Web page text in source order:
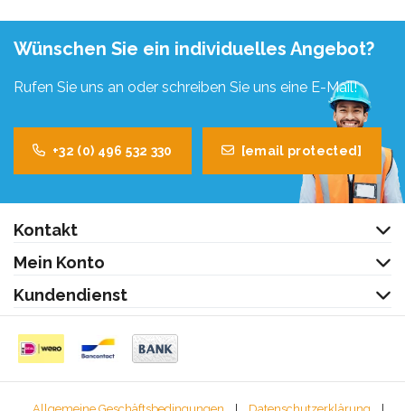
Wünschen Sie ein individuelles Angebot?
Rufen Sie uns an oder schreiben Sie uns eine E-Mail!
+32 (0) 496 532 330 [email protected]
Kontakt
Mein Konto
Kundendienst